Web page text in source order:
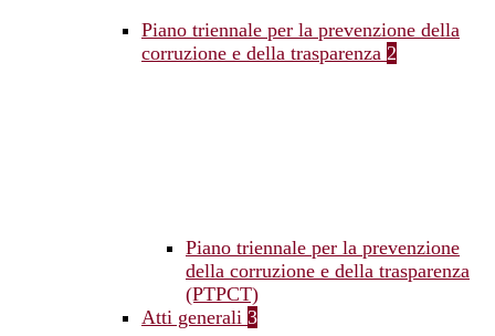
Piano triennale per la prevenzione della
corruzione e della trasparenza 2
Piano triennale per la prevenzione
della corruzione e della trasparenza
(PTPCT)
Atti generali 3